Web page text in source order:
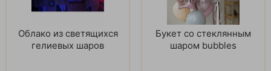
Облако из светящихся
гелиевых шаров
Букет со стеклянным
шаром bubbles